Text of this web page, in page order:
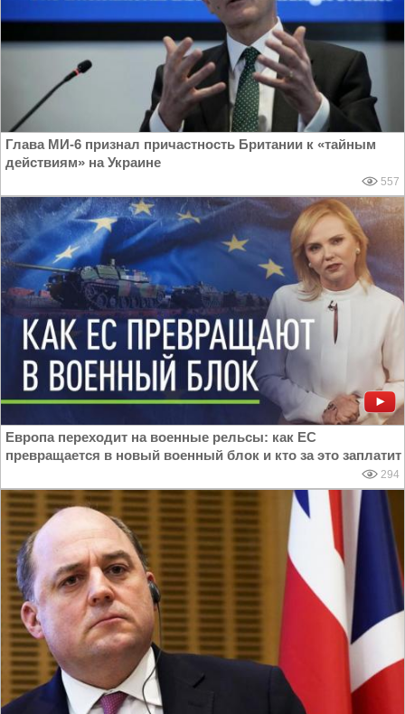
Глава МИ-6 признал причастность Британии к «тайным
действиям» на Украине
557
Европа переходит на военные рельсы: как ЕС
превращается в новый военный блок и кто за это заплатит
294